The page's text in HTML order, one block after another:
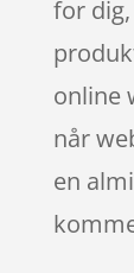
for
online
når
en